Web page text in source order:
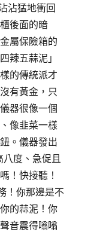
沾猛地衝回
後面的暗
屬保險箱的
辣五蒜泥」
的傳統派才
有黃金，只
器很像一個
像韭菜一樣
。儀器發出
度、急促且
！快接聽！
！你那邊是不
的蒜泥！你
音震得嗡嗡